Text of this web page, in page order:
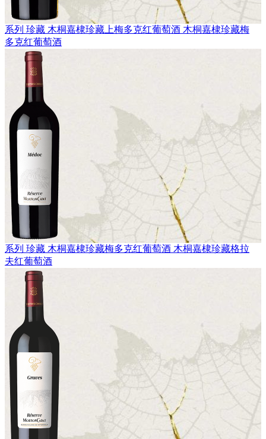
系列 珍藏 木桐嘉棣珍藏上梅多克红葡萄酒 木桐嘉棣珍藏梅
多克红葡萄酒
系列 珍藏 木桐嘉棣珍藏梅多克红葡萄酒 木桐嘉棣珍藏格拉
夫红葡萄酒